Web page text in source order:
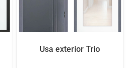
Usa exterior Trio